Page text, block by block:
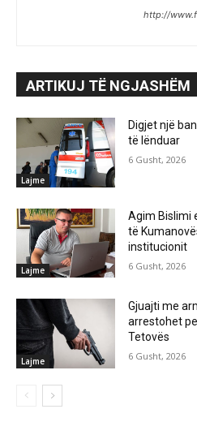
http://
ARTIKUJ TË NGJASHËM
Lajme
Digjet një
të lënduar
6 Gusht, 2026
Lajme
Agim Bislimi
të
institucionit
6 Gusht, 2026
Lajme
Gjuajti me
arrestohet
Tetovës
6 Gusht, 2026